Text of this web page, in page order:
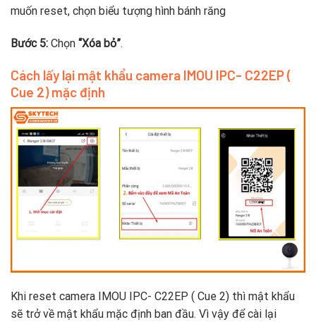
muốn reset, chọn biểu tượng hình bánh răng
Bước 5: Chọn “Xóa bỏ”.
Cách lấy lại mật khẩu camera IMOU IPC- C22EP (
Cue 2) mặc định
Khi reset camera IMOU IPC- C22EP ( Cue 2) thì mật khẩu
sẽ trở về mật khẩu mặc định ban đầu. Vì vậy để cài lại